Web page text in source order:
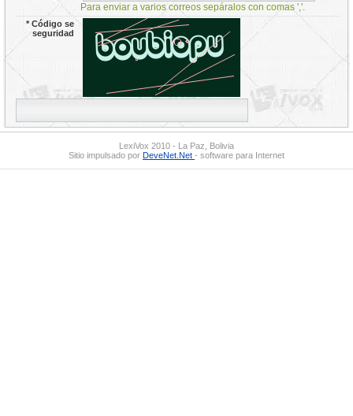
Para enviar a varios correos sepáralos con comas ','.
*Código se
seguridad
LexiVox 2010 - La Paz, Bolivia
Sitio impulsado por DeveNet.Net - software para Internet